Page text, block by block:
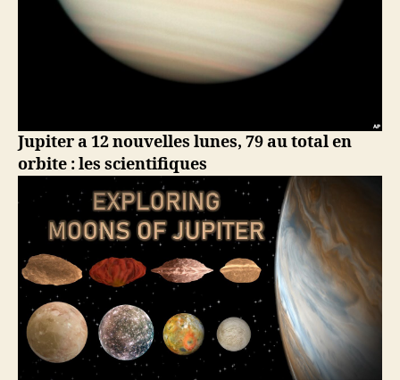
Jupiter a 12 nouvelles lunes, 79 au total en
orbite : les scientifiques